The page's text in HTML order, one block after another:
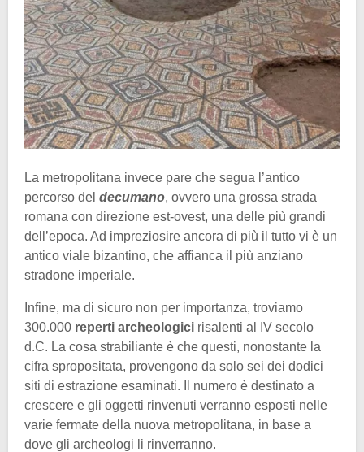
La metropolitana invece pare che segua l’antico
percorso del decumano, ovvero una grossa strada
romana con direzione est-ovest, una delle più grandi
dell’epoca. Ad impreziosire ancora di più il tutto vi è un
antico viale bizantino, che affianca il più anziano
stradone imperiale.
Infine, ma di sicuro non per importanza, troviamo
300.000 reperti archeologici risalenti al IV secolo
d.C. La cosa strabiliante è che questi, nonostante la
cifra spropositata, provengono da solo sei dei dodici
siti di estrazione esaminati. Il numero è destinato a
crescere e gli oggetti rinvenuti verranno esposti nelle
varie fermate della nuova metropolitana, in base a
dove gli archeologi li rinverranno.